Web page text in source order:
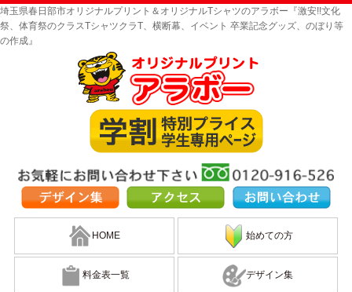
埼玉県春日部市オリジナルプリント＆オリジナルTシャツのアラボー『激安!!文化
祭、体育祭のクラスTシャツクラT、横断幕、イベント 卒業記念グッズ、のぼり等
の作成』
HOME 始めての方
料金表一覧 デザイン集